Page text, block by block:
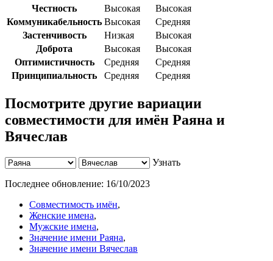
Честность
Высокая
Высокая
Коммуникабельность Высокая
Средняя
Застенчивость
Низкая
Высокая
Доброта
Высокая
Высокая
Оптимистичность
Средняя
Средняя
Принципиальность
Средняя Средняя
Посмотрите другие вариации
совместимости для имён Раяна и
Вячеслав
Узнать
Последнее обновление: 16/10/2023
Совместимость имён,
Женские имена,
Мужские имена,
Значение имени Раяна,
Значение имени Вячеслав